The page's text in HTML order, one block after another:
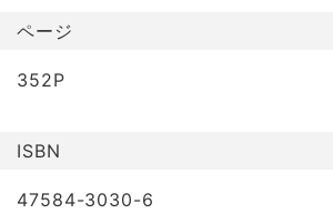
ページ
352P
ISBN
47584-3030-6